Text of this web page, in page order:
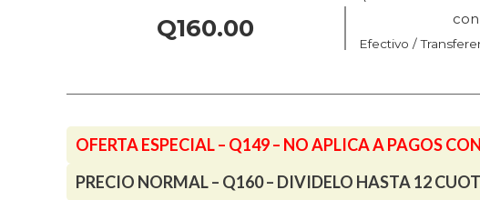
Q160.00
con
Efectivo /
OFERTA ESPECIAL – Q149 – NO APLICA A PAGOS
PRECIO NORMAL – Q160 – DIVIDELO HASTA 12